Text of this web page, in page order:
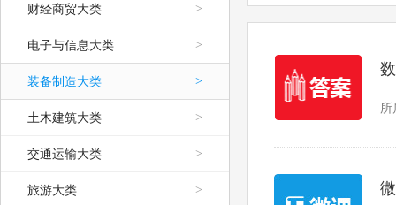
财经商贸大类 >
电子与信息大类 >
装备制造大类 >
土木建筑大类 >
交通运输大类 >
旅游大类 >
所